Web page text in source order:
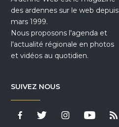
des ardennes sur le web depuis
mars 1999.
Nous proposons l'agenda et
l'actualité régionale en photos
et vidéos au quotidien.
SUIVEZ NOUS